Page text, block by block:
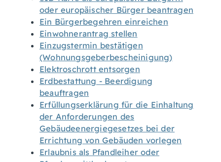
oder europäischer Bürger beantragen
Ein Bürgerbegehren einreichen
Einwohnerantrag stellen
Einzugstermin bestätigen
(Wohnungsgeberbescheinigung)
Elektroschrott entsorgen
Erdbestattung - Beerdigung
beauftragen
Erfüllungserklärung für die Einhaltung
der Anforderungen des
Gebäudeenergiegesetzes bei der
Errichtung von Gebäuden vorlegen
Erlaubnis als Pfandleiher oder